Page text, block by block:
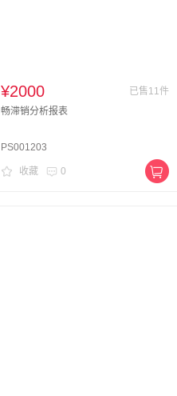
¥2000
已售11件
畅滞销分析报表
PS001203
收藏 0